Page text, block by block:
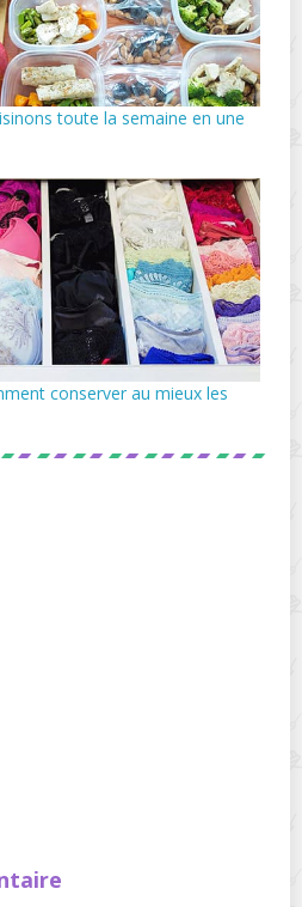
toute la semaine en une
conserver au mieux les